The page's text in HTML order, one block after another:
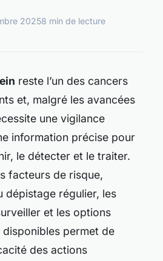
20258 min de lecture
reste l’un des cancers
et, malgré les avancées
une vigilance
information précise pour
le détecter et le traiter.
facteurs de risque,
dépistage régulier, les
et les options
permet de
des actions